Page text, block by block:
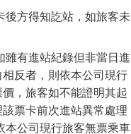
後方得知訖站，如旅客未
雖有進站紀錄但非當日進
反者，則依本公司現行
，旅客如不能證明其起
票卡前次進站異常處理
本公司現行旅客無票乘車